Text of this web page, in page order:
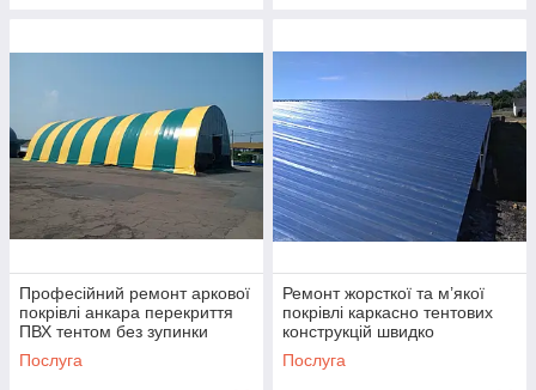
об'єкт.
Міцний
металев
ий
каркас.
5
Стійкість
опадів
та
ультрафі
олету.
не ПВХ
покриття
.
якості та
сервісна
підтримк
Професійний ремонт аркової
покрівлі анкара перекриття
ПВХ тентом без зупинки
роботи склада TentStroy
Послуга
Ремонт жорсткої та м’якої
покрівлі каркасно тентових
конструкцій швидко
професійно недорого монтаж
і відновлення
Послуга